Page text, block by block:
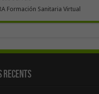
Formación Sanitaria Virtual
recents